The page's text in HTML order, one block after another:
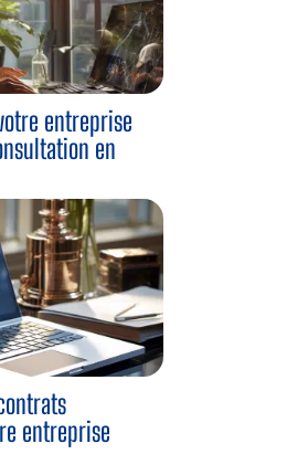
entreprise
en
entreprise